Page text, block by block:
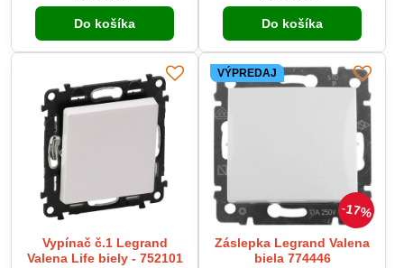
Do košíka Do košíka
Vypínač č.1 Legrand
Valena Life biely - 752101
17%
VÝPREDAJ
Záslepka Legrand Valena
biela 774446